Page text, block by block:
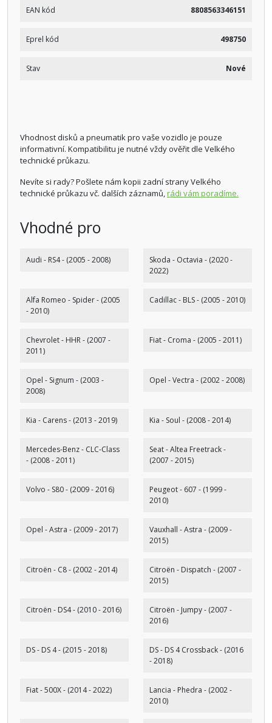
EAN kód 8808563346151
Eprel kód 498750
Stav Nové
Vhodnost disků a pneumatik pro vaše vozidlo je pouze
informativní. Kompatibilitu je nutné vždy ověřit dle Velkého
technické průkazu.
Nevíte si rady? Pošlete nám kopii zadní strany Velkého
technické průkazu vč. dalších záznamů,rádi vám poradíme.
Vhodné pro
Audi - RS4 - (2005 - 2008)
Skoda - Octavia - (2020 -
2022)
Alfa Romeo - Spider - (2005
- 2010)
Cadillac - BLS - (2005 - 2010)
Chevrolet - HHR - (2007 -
2011)
Fiat - Croma - (2005 - 2011)
Opel - Signum - (2003 -
2008)
Opel - Vectra - (2002 - 2008)
Kia - Carens - (2013 - 2019) Kia - Soul - (2008 - 2014)
Mercedes-Benz - CLC-Class
- (2008 - 2011)
Seat - Altea Freetrack -
(2007 - 2015)
Volvo - S80 - (2009 - 2016)
Peugeot - 607 - (1999 -
2010)
Opel - Astra - (2009 - 2017)
Vauxhall - Astra - (2009 -
2015)
Citroën - C8 - (2002 - 2014)
Citroën - Dispatch - (2007 -
2015)
Citroën - DS4 - (2010 - 2016)
Citroën - Jumpy - (2007 -
2016)
DS - DS 4 - (2015 - 2018)
DS - DS 4 Crossback - (2016
- 2018)
Fiat - 500X - (2014 - 2022)
Lancia - Phedra - (2002 -
2010)